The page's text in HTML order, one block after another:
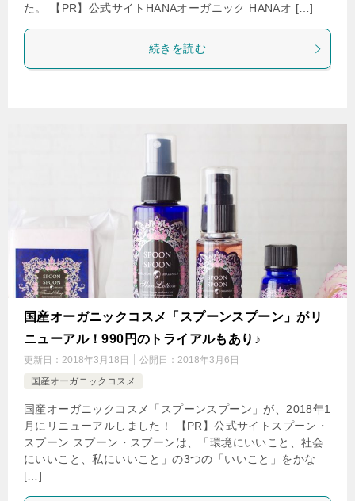
た。 【PR】公式サイトHANAオーガニック HANAオ […]
続きを読む
国産オーガニックコスメ「スプーンスプーン」がリ
ニューアル！990円のトライアルもあり♪
更新日： 2018年3月18日 公開日： 2018年3月6日
国産オーガニックコスメ
国産オーガニックコスメ「スプーンスプーン」が、2018年1
月にリニューアルしました！ 【PR】公式サイトスプーン・
スプーン スプーン・スプーンは、「環境にいいこと、社会
にいいこと、私にいいこと」の3つの「いいこと」をかな
[…]